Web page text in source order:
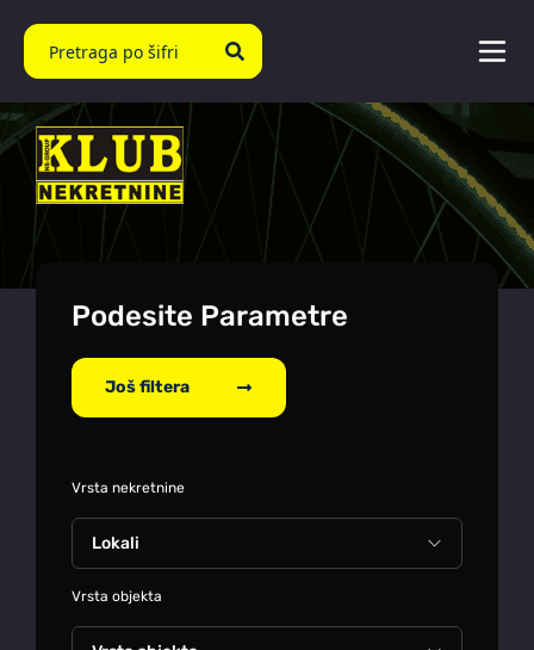
Podesite Parametre
Još filtera
Vrsta nekretnine
Vrsta objekta